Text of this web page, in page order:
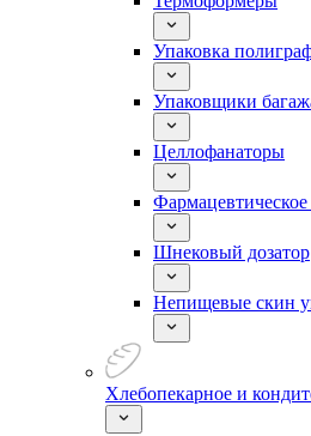
Упаковка
Упаковщики
Целлофанаторы
Шнековый дозатор
Непищевые скин
Хлебопекарное и